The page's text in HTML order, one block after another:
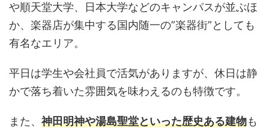
や順天堂大学、日本大学などのキャンパスが並ぶほ
か、楽器店が集中する国内随一の”楽器街”としても
有名なエリア。
平日は学生や会社員で活気がありますが、休日は静
かで落ち着いた雰囲気を味わえるのも特徴です。
また、 神田明神や湯島聖堂といった歴史ある建物も